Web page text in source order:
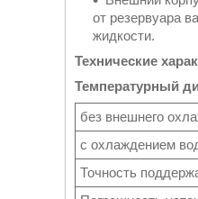
от резервуара
жидкости.
Технические
Температурный
без внешнего
с охлаждением
Точность